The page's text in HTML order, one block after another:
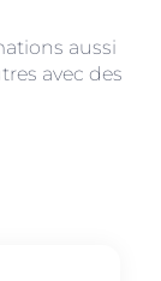
aussi
avec des